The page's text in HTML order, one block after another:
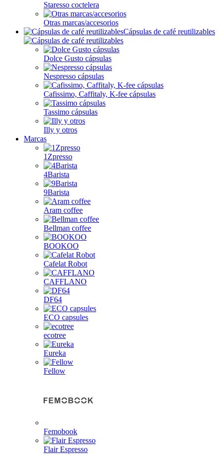
Staresso coctelera
Otras marcas/accesorios
Cápsulas de café reutilizables
Dolce Gusto cápsulas
Nespresso cápsulas
Cafissimo, Caffitaly, K-fee cápsulas
Tassimo cápsulas
Illy y otros
Marcas
1Zpresso
4Barista
9Barista
Aram coffee
Bellman coffee
BOOKOO
Cafelat Robot
CAFFLANO
DF64
ECO capsules
ecotree
Eureka
Fellow
Femobook
Flair Espresso